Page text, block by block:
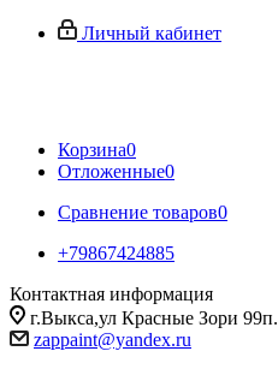
Личный кабинет
Корзина0
Отложенные0
Сравнение товаров0
+79867424885
Контактная информация
г.Выкса,ул Красные Зори 99п.
zappaint@yandex.ru